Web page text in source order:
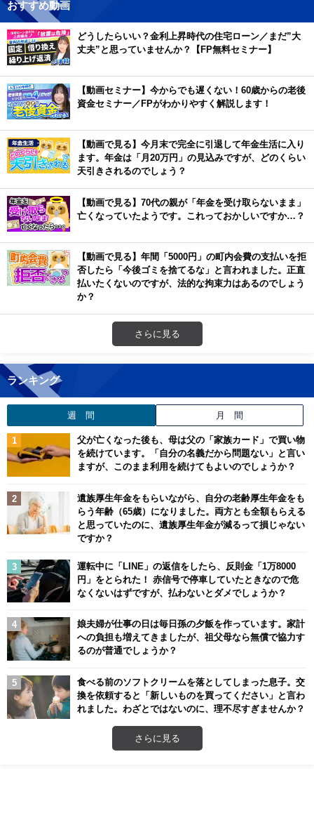
おすすめ動画
どうしたらいい？金利上昇時代の住宅ローン／まだ”大
丈夫”と思っていませんか？【FP無料セミナー】
【動画セミナー】今からでも遅くない！60歳からの老後
資金セミナー／FPがわかりやすく解説します！
【動画で見る】今月末で完全に引退して年金生活に入り
ます。年金は「月20万円」の見込みですが、どのくらい
天引きされるのでしょう？
【動画で見る】70代の親が「年金を受け取らないまま」
亡くなっていたようです。これっておかしいですか…？
【動画で見る】年間「5000円」の町内会費の支払いを拒
否したら「今後ゴミを捨てるな」と言われました。正直
払いたくないのですが、法的な拘束力はあるのでしょう
か？
さらに見る
ランキング
週 間 月 間
父が亡くなった後も、母は父の「家族カード」で買い物
を続けています。「自分の名義だから問題ない」と言い
ますが、このまま利用を続けてもよいのでしょうか？
遺族厚生年金をもらいながら、自分の老齢厚生年金をも
らう年齢（65歳）になりました。両方とも全額もらえる
と思っていたのに、遺族厚生年金が減るって損じゃない
ですか？
運転中に「LINE」の返信をしたら、反則金「1万8000
円」をとられた！ 赤信号で停車していたときなので危
なくないはずですが、払わないとダメでしょうか？
娘夫婦が仕事の日は毎日孫の夕飯を作っています。家計
への負担も増えてきましたが、祖父母なら無償で協力す
るのが普通でしょうか？
食べる前のソフトクリームを落としてしまった息子。交
換を依頼すると「新しいものを買ってください」と言わ
れました。わざとではないのに、理不尽すぎませんか？
さらに見る